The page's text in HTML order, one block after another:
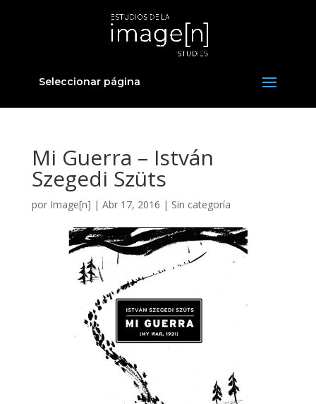
Seleccionar página
Mi Guerra – István
Szegedi Szüts
por Image[n] | Abr 17, 2016 | Sin categoría